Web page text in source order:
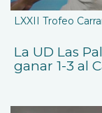
LXXII Trofeo
La UD Las
ganar 1-3 al